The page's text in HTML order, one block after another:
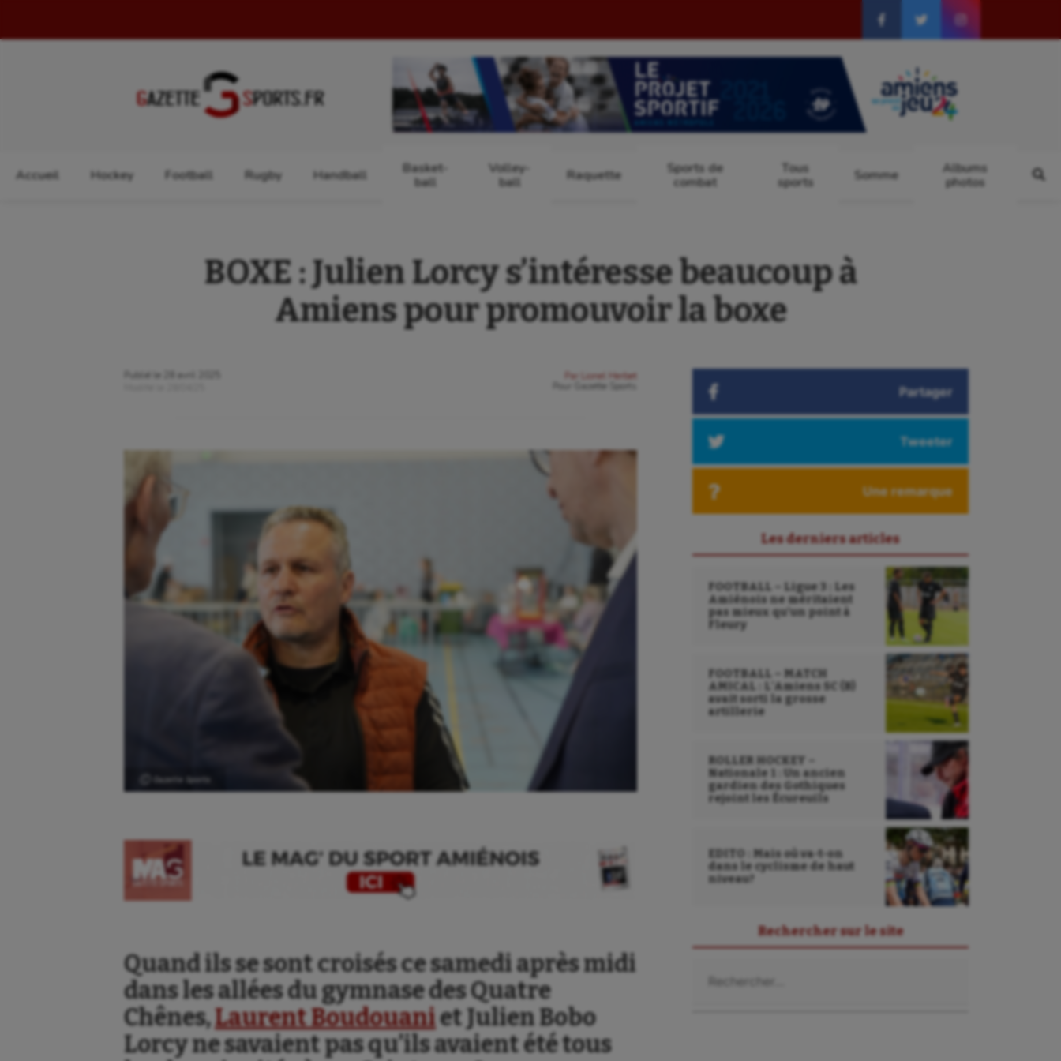
Accueil Hockey Football Rugby Handball
Basket-
ball
Volley-
ball
Raquette
Sports de
combat
Tous
sports
Somme
Albums
photos
BOXE : Julien Lorcy s’intéresse beaucoup à
Amiens pour promouvoir la boxe
Publié le
28 avril 2025
Par
Lionel Herbet
Gazette Sports
Ⓒ Gazette Sports
Quand ils se sont croisés ce samedi après midi
dans les allées du gymnase des Quatre
Chênes,Laurent Boudouaniet Julien Bobo
Lorcy ne savaient pas qu’ils avaient été tous
Partager
Tweeter
Une remarque
Les derniers articles
FOOTBALL – Ligue 3 : Les
Amiénois ne méritaient
pas mieux qu’un point à
Fleury
FOOTBALL – MATCH
AMICAL : L’Amiens SC (B)
avait sorti la grosse
artillerie
ROLLER HOCKEY –
Nationale 1 : Un ancien
gardien des Gothiques
rejoint les Écureuils
EDITO : Mais où va-t-on
dans le cyclisme de haut
niveau?
Rechercher sur le site